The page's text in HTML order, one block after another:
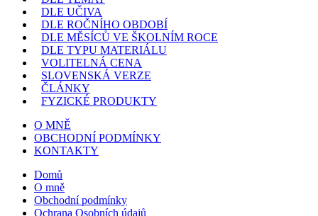
DLE UČIVA
DLE ROČNÍHO OBDOBÍ
DLE MĚSÍCŮ VE ŠKOLNÍM ROCE
DLE TYPU MATERIÁLU
VOLITELNÁ CENA
SLOVENSKÁ VERZE
ČLÁNKY
FYZICKÉ PRODUKTY
O MNĚ
OBCHODNÍ PODMÍNKY
KONTAKTY
Domů
O mně
Obchodní podmínky
Ochrana Osobních údajů